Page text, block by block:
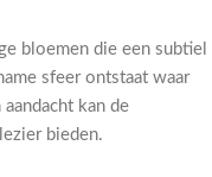
bloemen die een subtiel
sfeer ontstaat waar
kan de
bieden.